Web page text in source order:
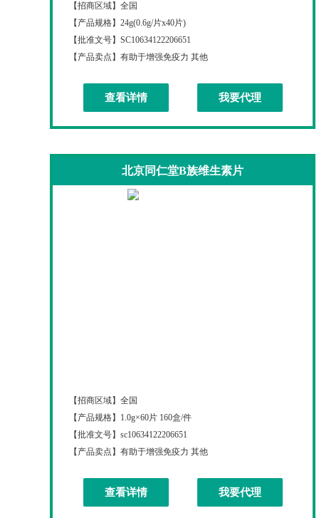
【招商区域】 全国
【产品规格】 24g(0.6g/片x40片)
【批准文号】 SC10634122206651
【产品卖点】 有助于增强免疫力 其他
查看详情 我要代理
北京同仁堂B族维生素片
【招商区域】 全国
【产品规格】
1.0g×60片 160盒/件
【批准文号】 sc10634122206651
【产品卖点】 有助于增强免疫力 其他
查看详情 我要代理